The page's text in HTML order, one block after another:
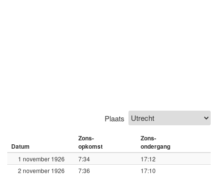
Plaats
Datum
Zons-
opkomst
Zons-
ondergang
1 november 1926 7:34
17:12
2 november 1926
7:36
17:10